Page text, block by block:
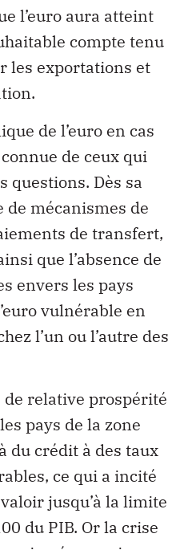
l’euro aura atteint
compte tenu
les exportations et
de l’euro en cas
de ceux qui
questions. Dès sa
de mécanismes de
de transfert,
que l’absence de
envers les pays
vulnérable en
l’un ou l’autre des
de relative prospérité
pays de la zone
du crédit à des taux
ce qui a incité
jusqu’à la limite
du PIB. Or la crise